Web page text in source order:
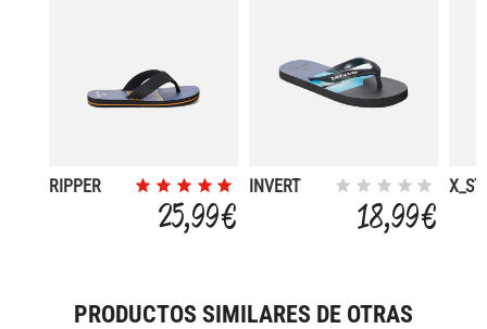
RIPPER
25,99 €
INVERT
18,99 €
PRODUCTOS SIMILARES DE OTRAS